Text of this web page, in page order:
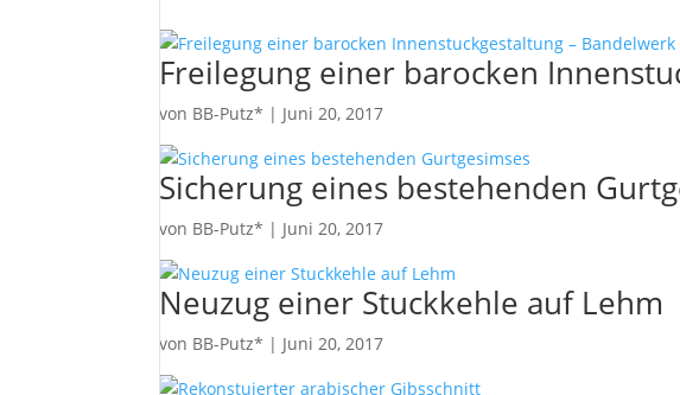
Freilegung einer barocken
von BB-Putz* | Juni 20, 2017
Sicherung eines bestehenden
von BB-Putz* | Juni 20, 2017
Neuzug einer Stuckkehle auf Lehm
von BB-Putz* | Juni 20, 2017